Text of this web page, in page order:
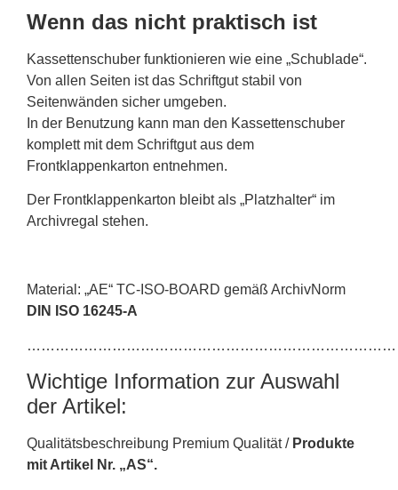
Wenn das nicht praktisch ist
Kassettenschuber funktionieren wie eine „Schublade“.
Von allen Seiten ist das Schriftgut stabil von
Seitenwänden sicher umgeben.
In der Benutzung kann man den Kassettenschuber
komplett mit dem Schriftgut aus dem
Frontklappenkarton entnehmen.
Der Frontklappenkarton bleibt als „Platzhalter“ im
Archivregal stehen.
Material: „AE“ TC-ISO-BOARD gemäß ArchivNorm
DIN ISO 16245-A
Wichtige Information zur Auswahl
der Artikel:
Qualitätsbeschreibung Premium Qualität / Produkte
mit Artikel Nr. „AS“.